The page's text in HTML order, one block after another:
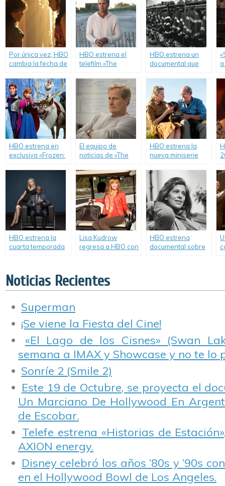
Por única vez, HBO
cambia la fecha de
próximo episodio
de «Game of
Thrones».
HBO estrena el
telefilm «The
HBO estrena un
documental que
de Nueva York.
HBO estrena en
exclusiva «Frozen:
El equipo de
noticias de «The
despide de la
pantalla de HBO.
HBO estrena la
nueva miniserie
y
HBO estrena la
cuarta temporada
Lisa Kudrow
regresa a HBO con
HBO estrena
documental sobre
Noticias Recientes
Superman
¡Se viene la Fiesta del Cine!
«El Lago de los Cisnes» (Swan
semana a IMAX y Showcase y no te lo
Sonríe 2 (Smile 2)
Este 19 de Octubre, se proyecta el
Un Marciano De Hollywood En
de Escobar.
Telefe estrena «Historias de
AXION energy.
Disney celebró los años ’80s y ’90s
en el Hollywood Bowl de Los Angeles.